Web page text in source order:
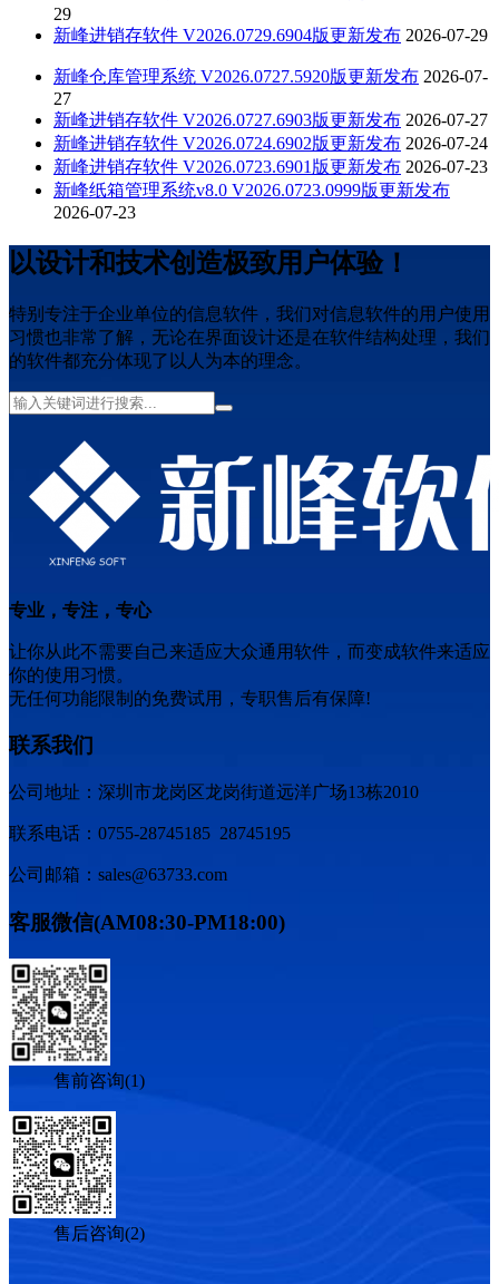
29
新峰进销存软件 V2026.0729.6904版更新发布 2026-07-29
新峰仓库管理系统 V2026.0727.5920版更新发布 2026-07-
27
新峰进销存软件 V2026.0727.6903版更新发布 2026-07-27
新峰进销存软件 V2026.0724.6902版更新发布 2026-07-24
新峰进销存软件 V2026.0723.6901版更新发布 2026-07-23
新峰纸箱管理系统v8.0 V2026.0723.0999版更新发布
2026-07-23
以设计和技术创造极致用户体验！
特别专注于企业单位的信息软件，我们对信息软件的用户使用
习惯也非常了解，无论在界面设计还是在软件结构处理，我们
的软件都充分体现了以人为本的理念。
专业，专注，专心
让你从此不需要自己来适应大众通用软件，而变成软件来适应
你的使用习惯。
无任何功能限制的免费试用，专职售后有保障!
联系我们
公司地址：深圳市龙岗区龙岗街道远洋广场13栋2010
联系电话：0755-28745185 28745195
公司邮箱：sales@63733.com
客服微信(AM08:30-PM18:00)
售前咨询(1)
售后咨询(2)